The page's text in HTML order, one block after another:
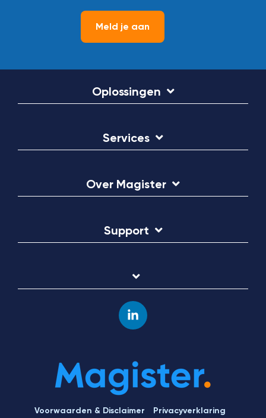
Meld je aan
Oplossingen
Services
Over Magister
Support
Voorwaarden & Disclaimer Privacyverklaring
Linkedin